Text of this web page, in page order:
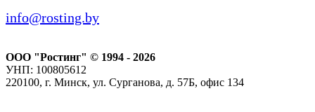
info@rosting.by
ООО "Ростинг" © 1994 - 2026
УНП: 100805612
220100, г. Минск, ул. Сурганова, д. 57Б, офис 134